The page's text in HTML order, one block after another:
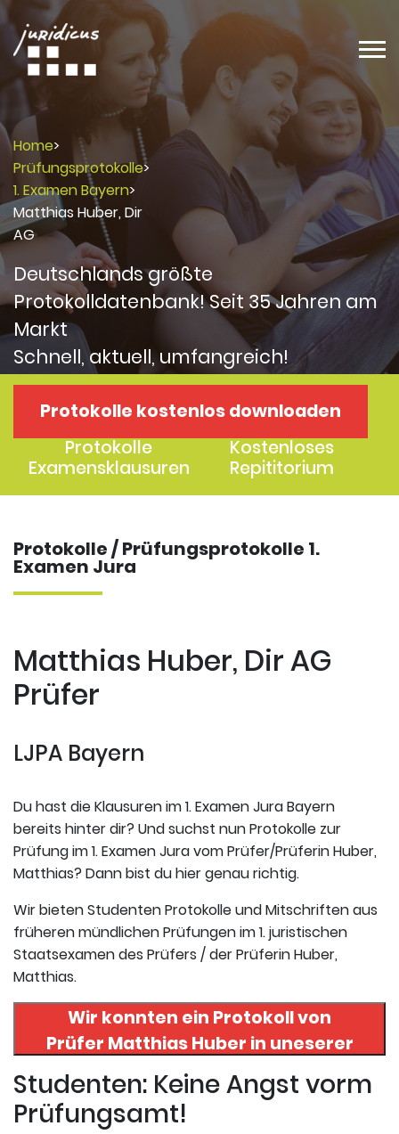
Home>
Prüfungsprotokolle>
1. Examen Bayern>
Matthias Huber, Dir
AG
Deutschlands größte
Protokolldatenbank! Seit 35 Jahren am
Markt
Schnell, aktuell, umfangreich!
Protokolle kostenlos downloaden
1. Examen
2. Examen
Protokolle
Examensklausuren
Kostenloses
Repititorium
Protokolle / Prüfungsprotokolle 1.
Examen Jura
Matthias Huber, Dir AG
Prüfer
LJPA Bayern
Du hast die Klausuren im 1. Examen Jura Bayern
bereits hinter dir? Und suchst nun Protokolle zur
Prüfung im 1. Examen Jura vom Prüfer/Prüferin Huber,
Matthias? Dann bist du hier genau richtig.
Wir bieten Studenten Protokolle und Mitschriften aus
früheren mündlichen Prüfungen im 1. juristischen
Staatsexamen des Prüfers / der Prüferin Huber,
Matthias.
Wir konnten ein Protokoll von
Prüfer Matthias Huber in uneserer
Datenbank finden. Hier
registrieren und das Protokoll
abrufen.
Studenten: Keine Angst vorm
Prüfungsamt!